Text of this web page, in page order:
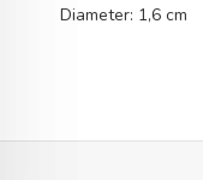
Diameter: 1,6 cm